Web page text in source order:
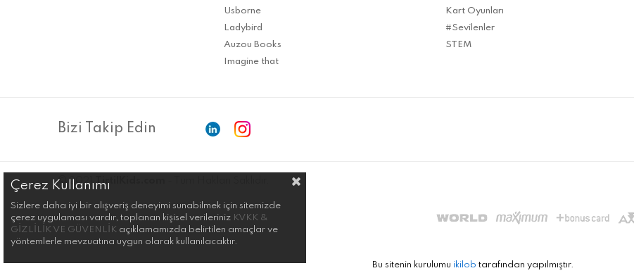
Usborne
Ladybird
Auzou Books
Imagine that
Kart Oyunları
#Sevilenler
STEM
Bizi Takip Edin
© 2021
Bu sitenin kurulumu ikilob tarafından yapılmıştır.
Çerez Kullanımı
Sizlere daha iyi bir alışveriş deneyimi sunabilmek için sitemizde
çerez uygulaması vardır, toplanan kişisel verileriniz KVKK &
GİZLİLİK VE GÜVENLİK açıklamamızda belirtilen amaçlar ve
yöntemlerle mevzuatına uygun olarak kullanılacaktır.